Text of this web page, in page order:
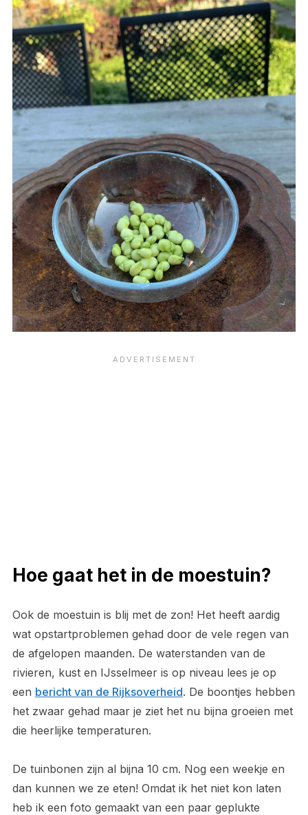
Hoe gaat het in de moestuin?
Ook de moestuin is blij met de zon! Het heeft aardig
wat opstartproblemen gehad door de vele regen van
de afgelopen maanden. De waterstanden van de
rivieren, kust en IJsselmeer is op niveau lees je op
een bericht van de Rijksoverheid. De boontjes hebben
het zwaar gehad maar je ziet het nu bijna groeien met
die heerlijke temperaturen.
De tuinbonen zijn al bijna 10 cm. Nog een weekje en
dan kunnen we ze eten! Omdat ik het niet kon laten
heb ik een foto gemaakt van een paar geplukte